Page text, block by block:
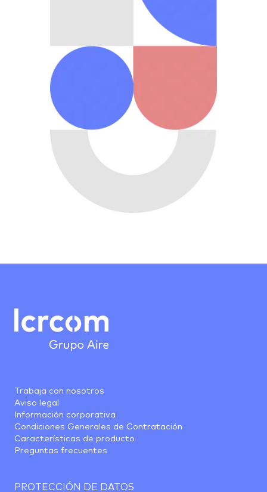
Trabaja con nosotros
Aviso legal
Información corporativa
Condiciones Generales de Contratación
Características de producto
Preguntas frecuentes
PROTECCIÓN DE DATOS